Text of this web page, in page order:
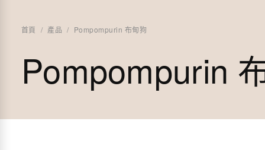
首頁 / 產品 / Pompompurin 布甸狗
Pompompurin